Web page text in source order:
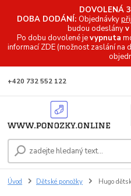
DOVOLENÁ
DOBA DODÁNÍ: Objednávky
budou odeslányv
Po dobu dovolené jevypnuta
informacíZDE (možnost zaslání na
+420 732 552 122
Úvod Dětské ponožky Hugo